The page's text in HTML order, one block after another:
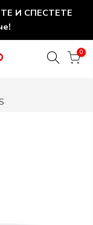
И СПЕСТЕТЕ
0